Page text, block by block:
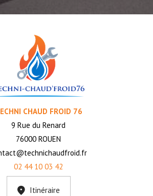
CHAUD FROID 76
9 Rue du Renard
76000 ROUEN
02 44 10 03 42
Itinéraire